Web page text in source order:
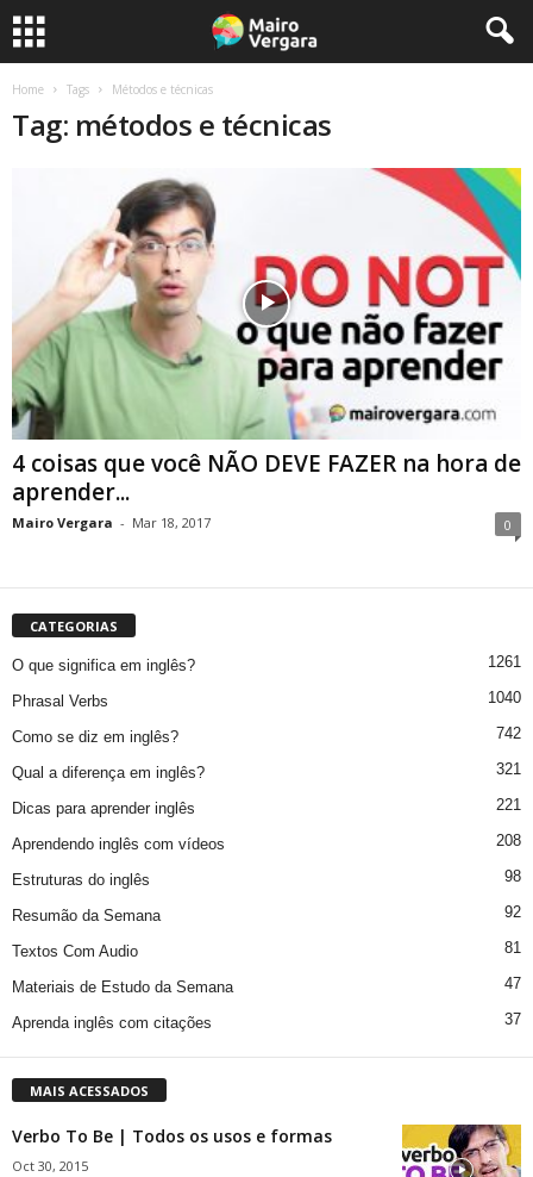
Home Tags Métodos e técnicas
Tag: métodos e técnicas
4 coisas que você NÃO DEVE FAZER na hora de
aprender...
Mairo Vergara - Mar 18, 2017 0
CATEGORIAS
O que significa em inglês? 1261
Phrasal Verbs 1040
Como se diz em inglês? 742
Qual a diferença em inglês? 321
Dicas para aprender inglês 221
Aprendendo inglês com vídeos 208
Estruturas do inglês 98
Resumão da Semana 92
Textos Com Audio 81
Materiais de Estudo da Semana 47
Aprenda inglês com citações 37
MAIS ACESSADOS
Verbo To Be | Todos os usos e formas
Oct 30, 2015